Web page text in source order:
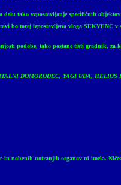
delu tako vzpostavljanje specifičnih
bo torej izpostavljena vloga
podobe, tako postane tisti gradnik, za
DOMORODEC, YAGI UDA,
nobenih notranjih organov ni imela.